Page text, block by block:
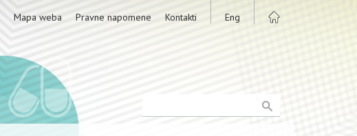
Mapa weba Pravne napomene Kontakti Eng